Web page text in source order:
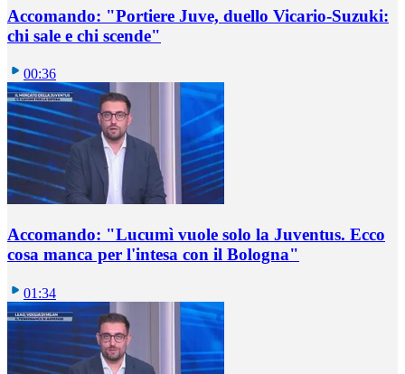
Accomando: "Portiere Juve, duello Vicario-Suzuki:
chi sale e chi scende"
00:36
Accomando: "Lucumì vuole solo la Juventus. Ecco
cosa manca per l'intesa con il Bologna"
01:34